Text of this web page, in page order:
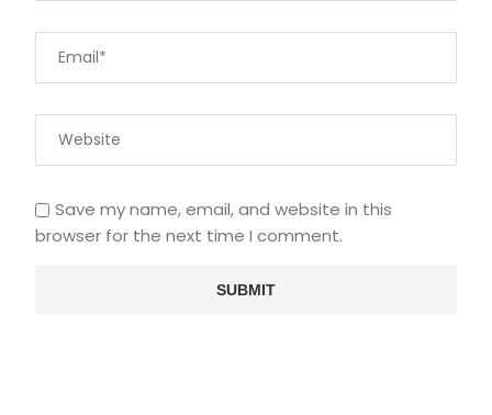
Save my name, email, and website in this
browser for the next time I comment.